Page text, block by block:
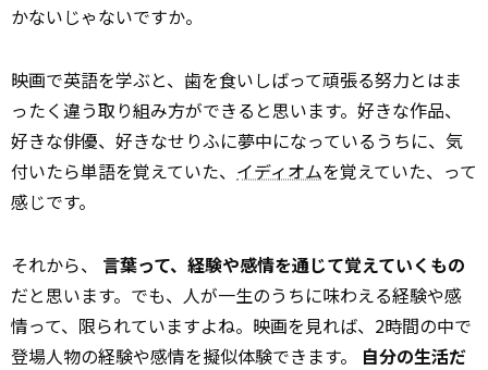
かないじゃないですか。
映画で英語を学ぶと、歯を食いしばって頑張る努力とはま
ったく違う取り組み方ができると思います。好きな作品、
好きな俳優、好きなせりふに夢中になっているうちに、気
付いたら単語を覚えていた、 イディオムを覚えていた、って
感じです。
それから、 言葉って、経験や感情を通じて覚えていくもの
だと思います。でも、人が一生のうちに味わえる経験や感
情って、限られていますよね。映画を見れば、2時間の中で
登場人物の経験や感情を擬似体験できます。 自分の生活だ